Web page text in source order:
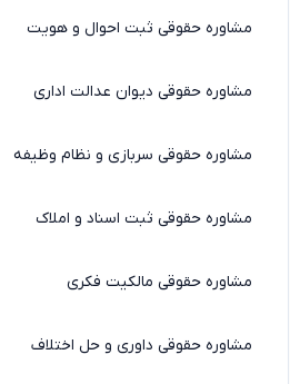
مشاوره حقوقی ثبت احوال و هویت
مشاوره حقوقی دیوان عدالت اداری
مشاوره حقوقی سربازی و نظام وظیفه
مشاوره حقوقی ثبت اسناد و املاک
مشاوره حقوقی مالکیت فکری
مشاوره حقوقی داوری و حل اختلاف